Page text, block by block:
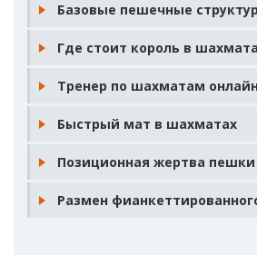
Базовые пешечные
Где стоит король в
Тренер по шахматам
Быстрый мат в шахматах
Позиционная жертва пешки
Размен